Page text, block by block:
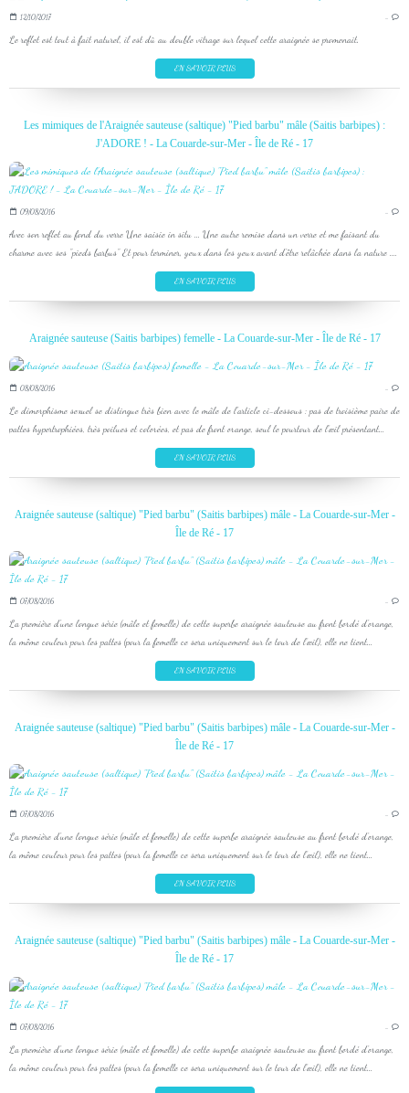
12/10/2017 …
Le reflet est tout à fait naturel, il est dû au double vitrage sur lequel cette araignée se promenait.
EN SAVOIR PLUS
Les mimiques de l'Araignée sauteuse (saltique) "Pied barbu" mâle (Saitis barbipes) :
J'ADORE ! - La Couarde-sur-Mer - Île de Ré - 17
09/08/2016 …
Avec son reflet au fond du verre Une saisie in situ ... Une autre remise dans un verre et me faisant du
charme avec ses "pieds barbus" Et pour terminer, yeux dans les yeux avant d'être relâchée dans la nature ....
EN SAVOIR PLUS
Araignée sauteuse (Saitis barbipes) femelle - La Couarde-sur-Mer - Île de Ré - 17
08/08/2016 …
Le dimorphisme sexuel se distingue très bien avec le mâle de l'article ci-dessous : pas de troisième paire de
pattes hypertrophiées, très poilues et colorées, et pas de front orange, seul le pourtour de l’œil présentant...
EN SAVOIR PLUS
Araignée sauteuse (saltique) "Pied barbu" (Saitis barbipes) mâle - La Couarde-sur-Mer -
Île de Ré - 17
07/08/2016 …
La première d'une longue série (mâle et femelle) de cette superbe araignée sauteuse au front bordé d'orange,
la même couleur pour les pattes (pour la femelle ce sera uniquement sur le tour de l’œil), elle ne tient...
EN SAVOIR PLUS
Araignée sauteuse (saltique) "Pied barbu" (Saitis barbipes) mâle - La Couarde-sur-Mer -
Île de Ré - 17
07/08/2016 …
La première d'une longue série (mâle et femelle) de cette superbe araignée sauteuse au front bordé d'orange,
la même couleur pour les pattes (pour la femelle ce sera uniquement sur le tour de l’œil), elle ne tient...
EN SAVOIR PLUS
Araignée sauteuse (saltique) "Pied barbu" (Saitis barbipes) mâle - La Couarde-sur-Mer -
Île de Ré - 17
07/08/2016 …
La première d'une longue série (mâle et femelle) de cette superbe araignée sauteuse au front bordé d'orange,
la même couleur pour les pattes (pour la femelle ce sera uniquement sur le tour de l’œil), elle ne tient...